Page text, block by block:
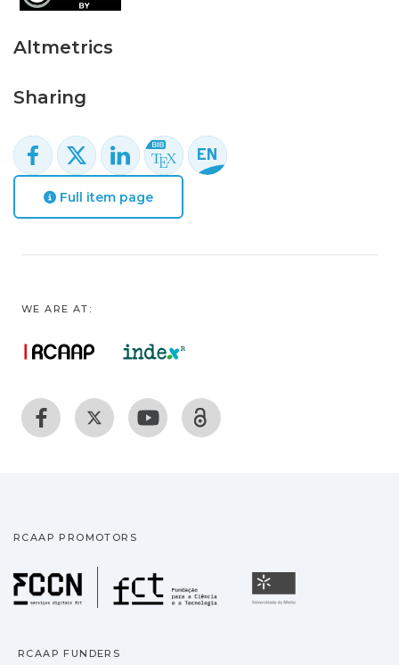
Altmetrics
Sharing
Full item page
WE ARE AT:
RCAAP PROMOTORS
Fundação para a
RCAAP FUNDERS